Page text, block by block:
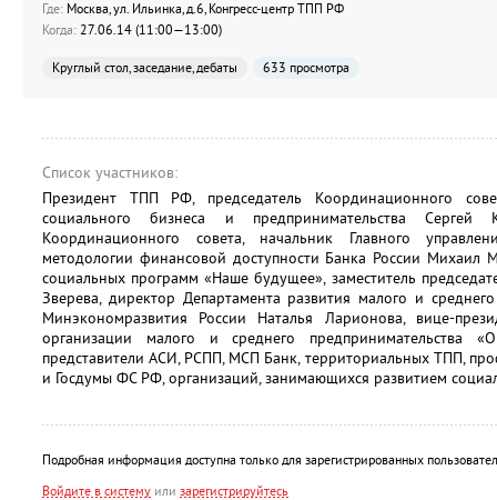
Где: Москва, ул. Ильинка, д.6, Конгресс-центр ТПП РФ
Когда: 27.06.14 (11:00—13:00)
Круглый стол, заседание, дебаты 633 просмотра
Список участников:
Президент ТПП РФ, председатель Координационного
социального бизнеса и предпринимательства Сергей
Координационного совета, начальник Главного
методологии финансовой доступности Банка России Михаил
социальных программ «Наше будущее», заместитель
Зверева, директор Департамента развития малого и
Минэкономразвития России Наталья Ларионова, вице-
организации малого и среднего предпринимательства
представители АСИ, РСПП, МСП Банк, территориальных ТПП,
и Госдумы ФС РФ, организаций, занимающихся развитием
Подробная информация доступна только для зарегистрированных
Войдите в систему или зарегистрируйтесь